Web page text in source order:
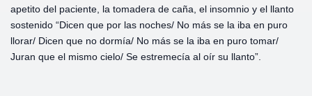
apetito del paciente, la tomadera de caña, el insomnio y el llanto
sostenido “Dicen que por las noches/ No más se la iba en puro
llorar/ Dicen que no dormía/ No más se la iba en puro tomar/
Juran que el mismo cielo/ Se estremecía al oír su llanto”.